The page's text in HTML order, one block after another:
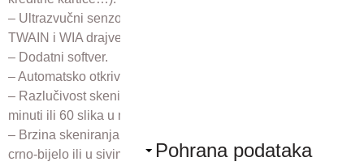
Pohrana podataka
– Ultrazvučni senzor za otkrivanje preklapanja originala –
TWAIN i WIA drajveri.
– Dodatni softver.
– Automatsko otkrivanje i poravnavanje veličine stranice.
– Razlučivost skeniranja u boji: 300 dpi pri 30 stranica u
minuti ili 60 slika u minuti.
– Brzina skeniranja: 80 stranica u minuti i 160 slika u minuti
crno-bijelo ili u sivim tonovima.